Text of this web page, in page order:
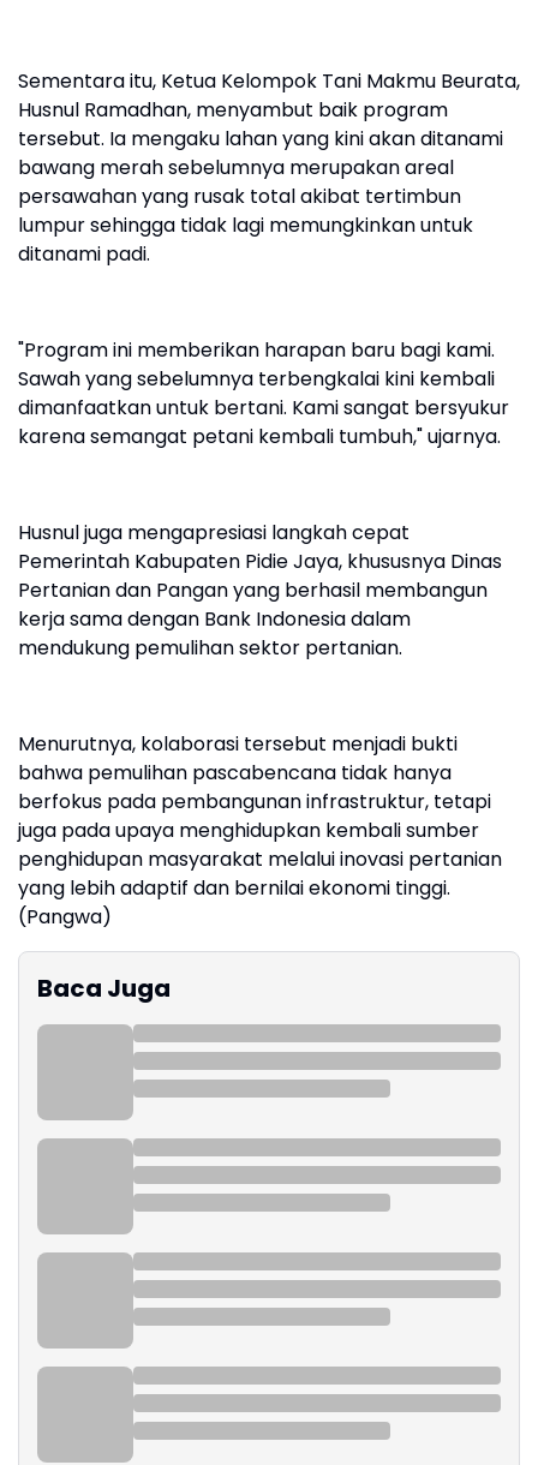
Sementara itu, Ketua Kelompok Tani Makmu Beurata,
Husnul Ramadhan, menyambut baik program
tersebut. Ia mengaku lahan yang kini akan ditanami
bawang merah sebelumnya merupakan areal
persawahan yang rusak total akibat tertimbun
lumpur sehingga tidak lagi memungkinkan untuk
ditanami padi.
"Program ini memberikan harapan baru bagi kami.
Sawah yang sebelumnya terbengkalai kini kembali
dimanfaatkan untuk bertani. Kami sangat bersyukur
karena semangat petani kembali tumbuh," ujarnya.
Husnul juga mengapresiasi langkah cepat
Pemerintah Kabupaten Pidie Jaya, khususnya Dinas
Pertanian dan Pangan yang berhasil membangun
kerja sama dengan Bank Indonesia dalam
mendukung pemulihan sektor pertanian.
Menurutnya, kolaborasi tersebut menjadi bukti
bahwa pemulihan pascabencana tidak hanya
berfokus pada pembangunan infrastruktur, tetapi
juga pada upaya menghidupkan kembali sumber
penghidupan masyarakat melalui inovasi pertanian
yang lebih adaptif dan bernilai ekonomi tinggi.
(Pangwa)
Baca Juga